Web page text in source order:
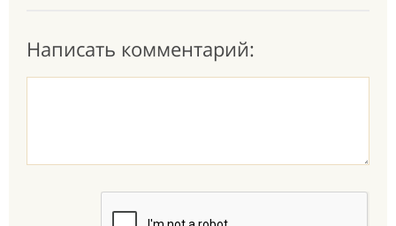
Написать комментарий: